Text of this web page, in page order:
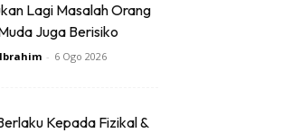
Lagi Masalah Orang
Juga Berisiko
- 6 Ogo 2026
Kepada Fizikal &